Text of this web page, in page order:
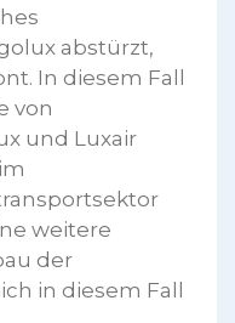
abstürzt,
In diesem Fall
von
und Luxair
weitere
der
in diesem Fall